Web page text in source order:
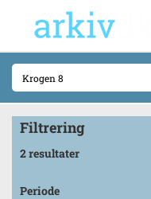
Filtrering
2 resultater
Periode